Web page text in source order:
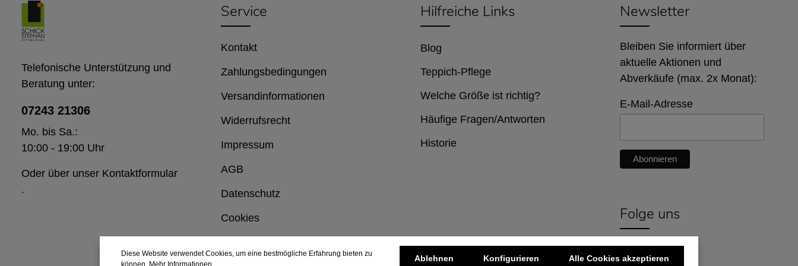
Service
Kontakt
Zahlungsbedingungen
Versandinformationen
Widerrufsrecht
Impressum
AGB
Datenschutz
Cookies
Newsletter
Bleiben Sie informiert über
aktuelle Aktionen und
Abverkäufe (max. 2x Monat):
E-Mail-Adresse
Folge uns
Telefonische Unterstützung und
Beratung unter:
07243 21306
Mo. bis Sa.:
10:00 - 19:00 Uhr
Oder über unser Kontaktformular
.
Hilfreiche Links
Blog
Teppich-Pflege
Welche Größe ist richtig?
Häufige Fragen/Antworten
Historie
Diese Website verwendet Cookies, um eine bestmögliche Erfahrung bieten zu
können. Mehr Informationen ...
Ablehnen Konfigurieren Alle Cookies akzeptieren